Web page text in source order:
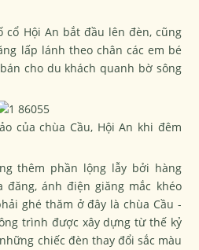
cổ Hội An bắt đầu lên đèn, cũng
lấp lánh theo chân các em bé
cho du khách quanh bờ sông
của chùa Cầu, Hội An khi đêm
thêm phần lộng lẫy bởi hàng
đăng, ánh điện giăng mắc khéo
ghé thăm ở đây là chùa Cầu -
trình được xây dựng từ thế kỷ
chiếc đèn thay đổi sắc màu